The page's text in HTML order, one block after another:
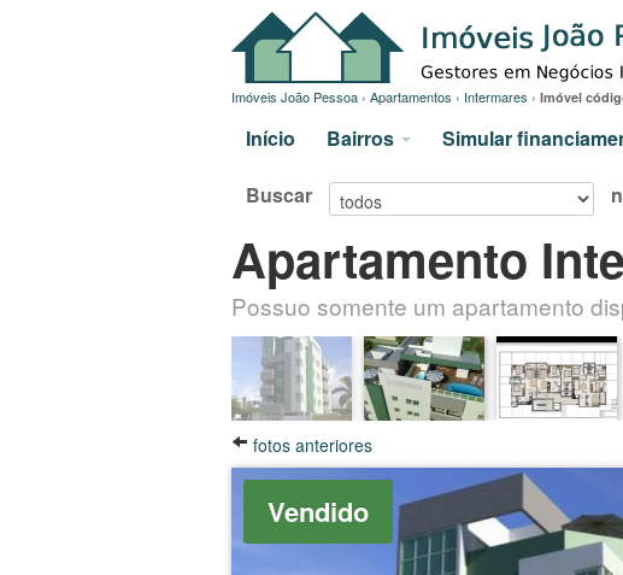
Imóveis João Pessoa › Apartamentos › Intermares › Imóvel
Início Bairros Simular
Buscar
Apartamento
Possuo somente um apartamento
fotos anteriores
Vendido